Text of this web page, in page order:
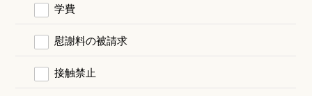
学費
慰謝料の被請求
接触禁止